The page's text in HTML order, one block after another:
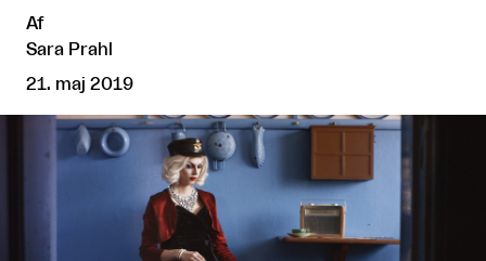
Af
Sara Prahl
21. maj 2019